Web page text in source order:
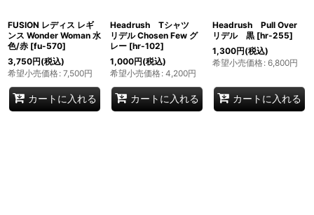
FUSION レディス レギ
ンス Wonder Woman 水
色/赤 [fu-570]
3,750円(税込)
希望小売価格: 7,500円
カートに入れる
Headrush Tシャツ
リデル Chosen Few グ
レー [hr-102]
1,000円(税込)
希望小売価格: 4,200円
カートに入れる
Headrush Pull Over
リデル 黒 [hr-255]
1,300円(税込)
希望小売価格: 6,800円
カートに入れる